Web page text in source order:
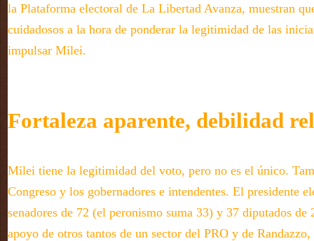
la Plataforma electoral de La Libertad Avanza, muestran
cuidadosos a la hora de ponderar la legitimidad de las
impulsar Milei.
Fortaleza aparente, debilidad
Milei tiene la legitimidad del voto, pero no es el único.
Congreso y los gobernadores e intendentes. El presidente
senadores de 72 (el peronismo suma 33) y 37 diputados de
apoyo de otros tantos de un sector del PRO y de